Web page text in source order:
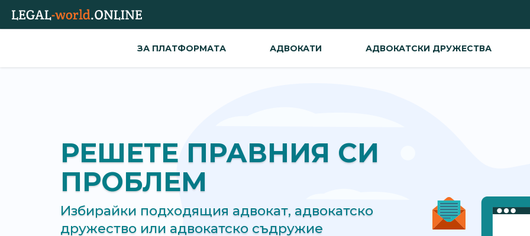
ЗА ПЛАТФОРМАТА АДВОКАТИ АДВОКАТСКИ ДРУЖЕСТВА
РЕШЕТЕ ПРАВНИЯ СИ
ПРОБЛЕМ
Избирайки подходящия адвокат, адвокатско
дружество или адвокатско съдружие